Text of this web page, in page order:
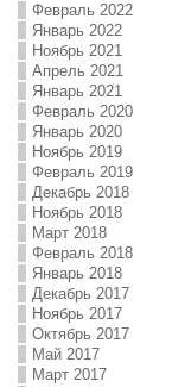
Февраль 2022
Январь 2022
Ноябрь 2021
Апрель 2021
Январь 2021
Февраль 2020
Январь 2020
Ноябрь 2019
Февраль 2019
Декабрь 2018
Ноябрь 2018
Март 2018
Февраль 2018
Январь 2018
Декабрь 2017
Ноябрь 2017
Октябрь 2017
Май 2017
Март 2017